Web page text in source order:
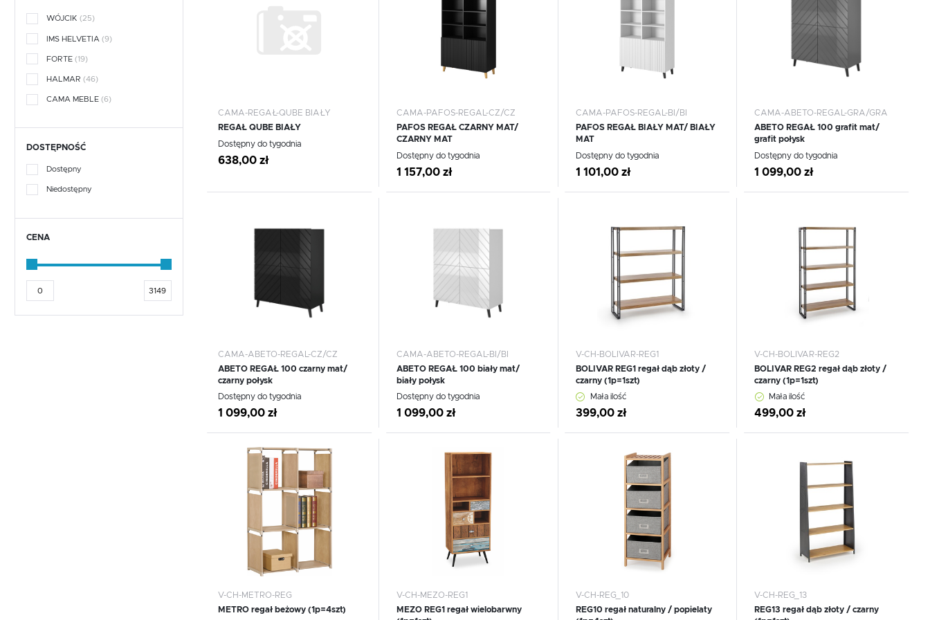
Fotele obrotowe Lustra
WÓJCIK (25)
IMS HELVETIA (9)
FORTE (19)
HALMAR (46)
CAMA MEBLE (6)
DOSTĘPNOŚĆ
Dostępny
Niedostępny
CENA
CAMA-REGAŁ-QUBE BIAŁY
REGAŁ QUBE BIAŁY
Dostępny do tygodnia
638,00 zł
WIĘCEJ
CAMA-PAFOS-REGAL-CZ/CZ
PAFOS REGAŁ CZARNY MAT/
CZARNY MAT
Dostępny do tygodnia
1 157,00 zł
CAMA-PAFOS-REGAL-BI/BI
PAFOS REGAŁ BIAŁY MAT/ BIAŁY
MAT
Dostępny do tygodnia
1 101,00 zł
CAMA-ABETO-REGAL-GRA/GRA
ABETO REGAŁ 100 grafit mat/
grafit połysk
Dostępny do tygodnia
1 099,00 zł
WIĘCEJ
CAMA-ABETO-REGAL-CZ/CZ
ABETO REGAŁ 100 czarny mat/
czarny połysk
Dostępny do tygodnia
1 099,00 zł
WIĘCEJ
CAMA-ABETO-REGAL-BI/BI
ABETO REGAŁ 100 biały mat/
biały połysk
Dostępny do tygodnia
1 099,00 zł
WIĘCEJ
V-CH-BOLIVAR-REG1
BOLIVAR REG1 regał dąb złoty /
czarny (1p=1szt)
Mała ilość
399,00 zł
V-CH-BOLIVAR-REG2
BOLIVAR REG2 regał dąb złoty /
czarny (1p=1szt)
Mała ilość
499,00 zł
V-CH-METRO-REG
METRO regał beżowy (1p=4szt)
Dodaj do schowka
V-CH-MEZO-REG1
MEZO REG1 regał wielobarwny
V-CH-REG_10
REG10 regał naturalny / popielaty
V-CH-REG_13
REG13 regał dąb złoty / czarny
USTAWIENIA